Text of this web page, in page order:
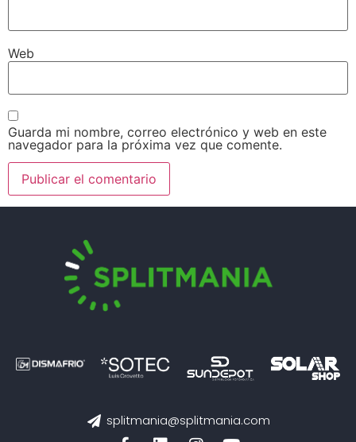
Web
Guarda mi nombre, correo electrónico y web en este
navegador para la próxima vez que comente.
splitmania@splitmania.com